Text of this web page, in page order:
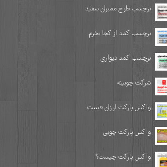
برچسب طرح ممبران سفید
برچسب کمد از کجا بخرم
برچسب کمد دیواری
شرکت چوبینه
واکس پارکت ارزان قیمت
واکس پارکت چوبی
واکس پارکت چیست؟